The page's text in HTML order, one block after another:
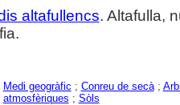
altafullencs. Altafulla,
Medi geogràfic ; Conreu de secà;
atmosfèriques ; Sòls